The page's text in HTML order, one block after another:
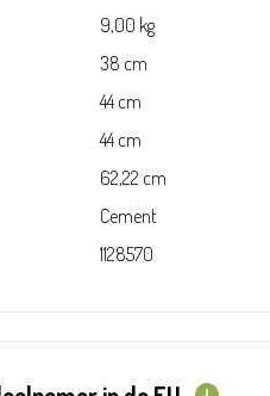
9,00 kg
38 cm
44 cm
44 cm
62,22 cm
Cement
1128570